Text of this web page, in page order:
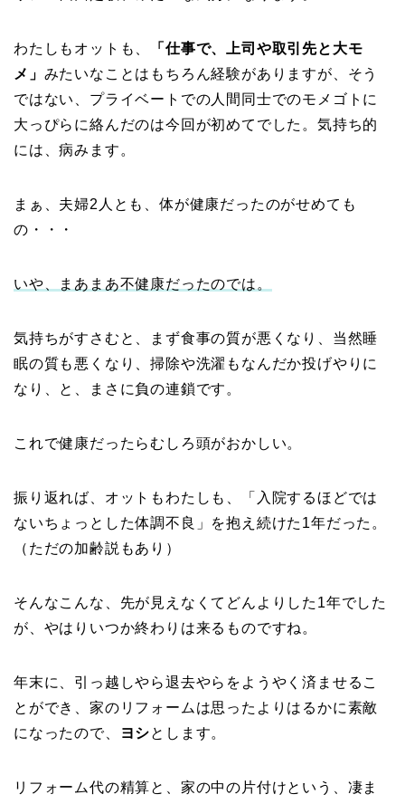
わたしもオットも、
「仕事で、上司や取引先と大モ
メ」 みたいなことはもちろん経験がありますが、そう
ではない、プライベートでの人間同士でのモメゴトに
大っぴらに絡んだのは今回が初めてでした。気持ち的
には、病みます。
まぁ、夫婦2人とも、体が健康だったのがせめても
の・・・
いや、まあまあ不健康だったのでは。
気持ちがすさむと、まず食事の質が悪くなり、当然睡
眠の質も悪くなり、掃除や洗濯もなんだか投げやりに
なり、と、まさに負の連鎖です。
これで健康だったらむしろ頭がおかしい。
振り返れば、オットもわたしも、「入院するほどでは
ないちょっとした体調不良」を抱え続けた1年だった。
（ただの加齢説もあり）
そんなこんな、先が見えなくてどんよりした1年でした
が、やはりいつか終わりは来るものですね。
年末に、引っ越しやら退去やらをようやく済ませるこ
とができ、家のリフォームは思ったよりはるかに素敵
になったので、
ヨシとします。
リフォーム代の精算と、家の中の片付けという、凄ま